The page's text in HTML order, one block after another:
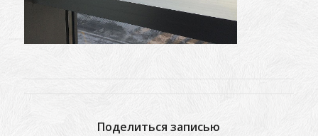
Поделиться записью